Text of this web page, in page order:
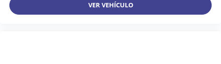
VER VEHÍCULO